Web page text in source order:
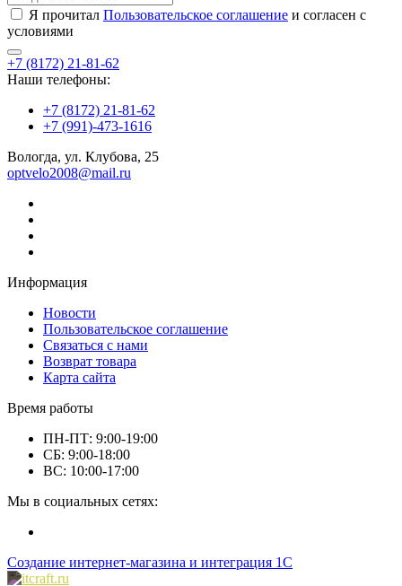
Я прочитал Пользовательское соглашение и согласен с
условиями
+7 (8172) 21-81-62
Наши телефоны:
+7 (8172) 21-81-62
+7 (991)-473-1616
Вологда, ул. Клубова, 25
optvelo2008@mail.ru
Информация
Новости
Пользовательское соглашение
Связаться с нами
Возврат товара
Карта сайта
Время работы
ПН-ПТ: 9:00-19:00
СБ: 9:00-18:00
ВС: 10:00-17:00
Мы в социальных сетях:
Создание интернет-магазина и интеграция 1С